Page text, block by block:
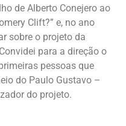
de Alberto Conejero ao
Clift?” e, no ano
sobre o projeto da
para a direção o
pessoas que
do Paulo Gustavo –
do projeto.